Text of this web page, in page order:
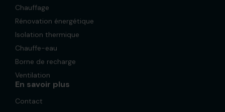
Chauffage
Rénovation énergétique
Isolation thermique
Chauffe-eau
Borne de recharge
Ventilation
En savoir plus
Contact